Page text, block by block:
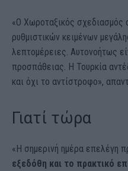
«Ο Χωροταξικός σχεδιασμός
ρυθμιστικών κειμένων
λεπτομέρειες. Αυτονοήτως
προσπάθειας. Η Τουρκία
και όχι το αντίστροφο»,
Γιατί τώρα
«Η σημερινή ημέρα επελέγη
εξεδόθη και το πρακτικό